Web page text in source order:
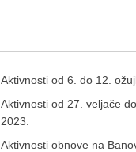
Aktivnosti od 6. do 12.
Aktivnosti od 27. veljače
2023.
Aktivnosti obnove na